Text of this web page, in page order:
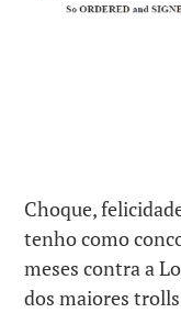
Choque,
tenho como
meses contra a
dos maiores